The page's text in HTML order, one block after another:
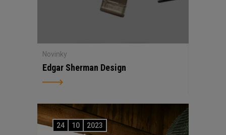
Novinky
Edgar Sherman Design
24 10 2023